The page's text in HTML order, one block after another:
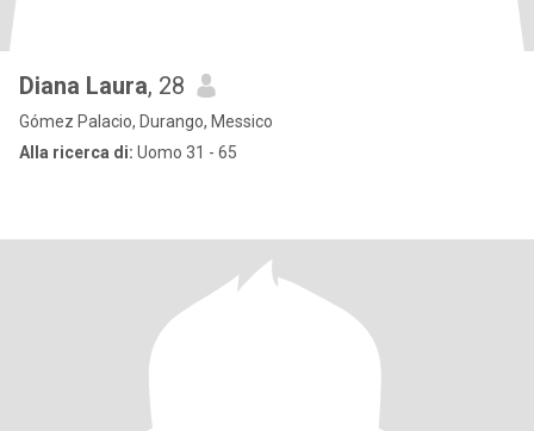
Diana Laura, 28
Gómez Palacio, Durango, Messico
Alla ricerca di: Uomo 31 - 65